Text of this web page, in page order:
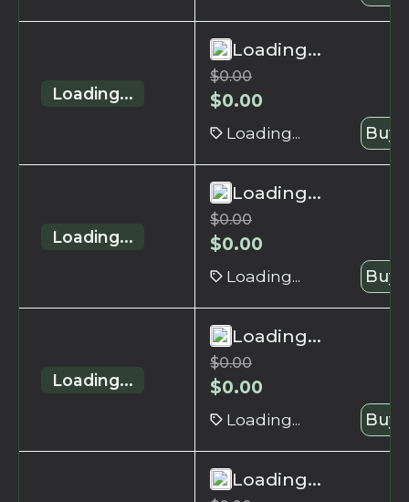
Loading...
Loading...
$0.00
$0.00
Loading... Buy
Loading...
Loading...
$0.00
$0.00
Loading... Buy
Loading...
Loading...
$0.00
$0.00
Loading... Buy
Loading...